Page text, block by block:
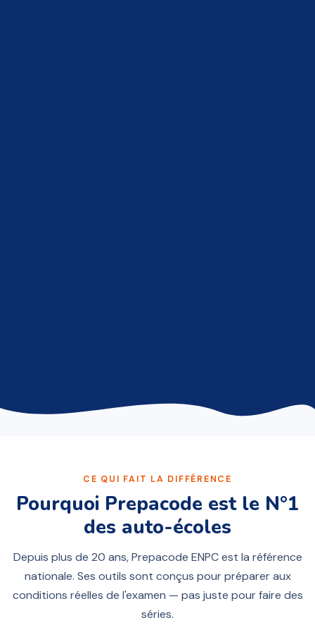
CE QUI FAIT LA DIFFÉRENCE
Pourquoi Prepacode est le N°1
des auto-écoles
Depuis plus de 20 ans, Prepacode ENPC est la référence
nationale. Ses outils sont conçus pour préparer aux
conditions réelles de l'examen — pas juste pour faire des
séries.